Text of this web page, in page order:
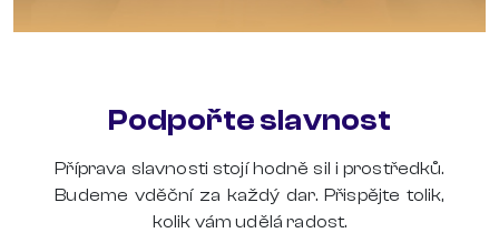
jedné z nejprestižnějších amerických hudebních
univerzit a žák mnoha světoznámých
violoncellistů. Patřil mezi spoluzakladatele Prague
Podpořte slavnost
Příprava slavnosti stojí hodně sil i prostředků.
Budeme vděční za každý dar. Přispějte tolik,
kolik vám udělá radost.